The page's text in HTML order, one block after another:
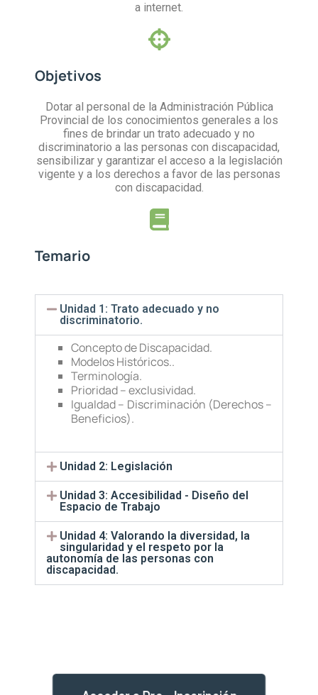
a internet.
Objetivos
Dotar al personal de la Administración Pública
Provincial de los conocimientos generales a los
fines de brindar un trato adecuado y no
discriminatorio a las personas con discapacidad,
sensibilizar y garantizar el acceso a la legislación
vigente y a los derechos a favor de las personas
con discapacidad.
Temario
Unidad 1: Trato adecuado y no
discriminatorio.
Concepto de Discapacidad.
Modelos Históricos..
Terminología.
Prioridad – exclusividad.
Igualdad – Discriminación (Derechos –
Beneficios).
Unidad 2: Legislación
Unidad 3: Accesibilidad - Diseño del
Espacio de Trabajo
Unidad 4: Valorando la diversidad, la
singularidad y el respeto por la
autonomía de las personas con
discapacidad.